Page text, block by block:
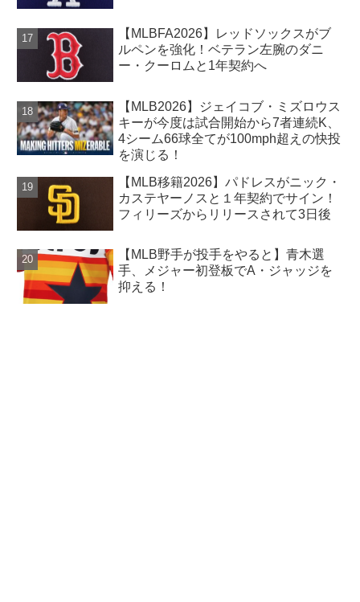
【MLBFA2026】レッドソックスがブ
ルペンを強化！ベテラン左腕のダニ
ー・クーロムと1年契約へ
【MLB2026】ジェイコブ・ミズロウス
キーが今度は試合開始から7者連続K、
4シーム66球全てが100mph超えの快投
を演じる！
【MLB移籍2026】パドレスがニック・
カステヤーノスと１年契約でサイン！
フィリーズからリリースされて3日後
【MLB野手が投手をやると】青木選
手、メジャー初登板でA・ジャッジを
抑える！